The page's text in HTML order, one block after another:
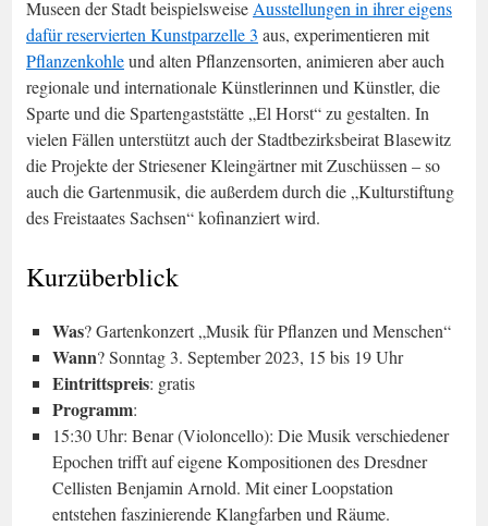
Museen der Stadt beispielsweise Ausstellungen in ihrer eigens
dafür reservierten Kunstparzelle 3 aus, experimentieren mit
Pflanzenkohleund alten Pflanzensorten, animieren aber auch
regionale und internationale Künstlerinnen und Künstler, die
Sparte und die Spartengaststätte „El Horst“ zu gestalten. In
vielen Fällen unterstützt auch der Stadtbezirksbeirat Blasewitz
die Projekte der Striesener Kleingärtner mit Zuschüssen – so
auch die Gartenmusik, die außerdem durch die „Kulturstiftung
des Freistaates Sachsen“ kofinanziert wird.
Kurzüberblick
Was? Gartenkonzert „Musik für Pflanzen und Menschen“
Wann? Sonntag 3. September 2023, 15 bis 19 Uhr
Eintrittspreis: gratis
Programm:
15:30 Uhr: Benar (Violoncello): Die Musik verschiedener
Epochen trifft auf eigene Kompositionen des Dresdner
Cellisten Benjamin Arnold. Mit einer Loopstation
entstehen faszinierende Klangfarben und Räume.